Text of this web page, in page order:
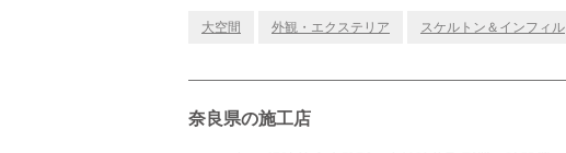
大空間 外観・エクステリア スケルトン＆インフィル
奈良県の施工店